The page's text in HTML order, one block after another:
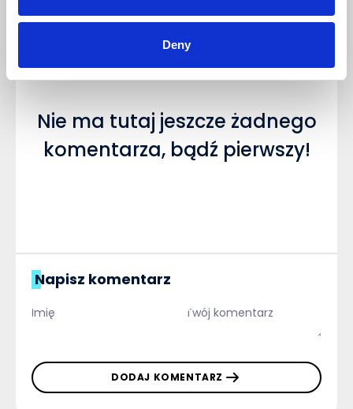
Deny
NAPISZ KOMENTARZ
Nie ma tutaj jeszcze żadnego
komentarza, bądź pierwszy!
Napisz komentarz
DODAJ KOMENTARZ